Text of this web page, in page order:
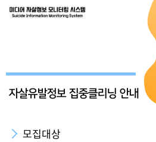
자살유발정보 집중클리닝 안내
모집대상